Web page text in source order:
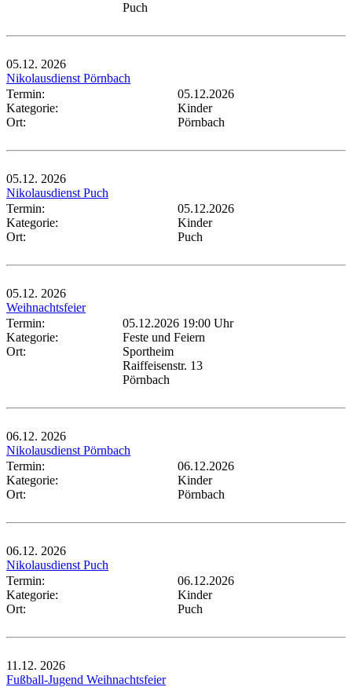
Puch
05.12. 2026
Nikolausdienst Pörnbach
Termin:
05.12.2026
Kategorie:
Kinder
Ort:
Pörnbach
05.12. 2026
Nikolausdienst Puch
Termin:
05.12.2026
Kategorie:
Kinder
Ort:
Puch
05.12. 2026
Weihnachtsfeier
Termin:
05.12.2026 19:00 Uhr
Kategorie:
Feste und Feiern
Ort:
Sportheim
Raiffeisenstr. 13
Pörnbach
06.12. 2026
Nikolausdienst Pörnbach
Termin:
06.12.2026
Kategorie:
Kinder
Ort:
Pörnbach
06.12. 2026
Nikolausdienst Puch
Termin:
06.12.2026
Kategorie:
Kinder
Ort:
Puch
11.12. 2026
Fußball-Jugend Weihnachtsfeier